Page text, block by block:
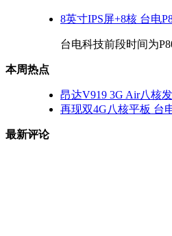
8英寸IPS屏+8核 台电
台电科技前段时间为
本周热点
昂达V919 3G Air八核
再现双4G八核平板 台
最新评论